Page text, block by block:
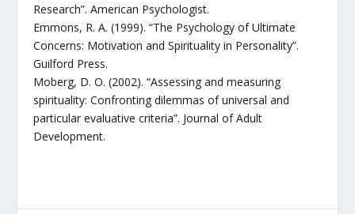
Research”. American Psychologist.
Emmons, R. A. (1999). “The Psychology of Ultimate
Concerns: Motivation and Spirituality in Personality”.
Guilford Press.
Moberg, D. O. (2002). “Assessing and measuring
spirituality: Confronting dilemmas of universal and
particular evaluative criteria”. Journal of Adult
Development.